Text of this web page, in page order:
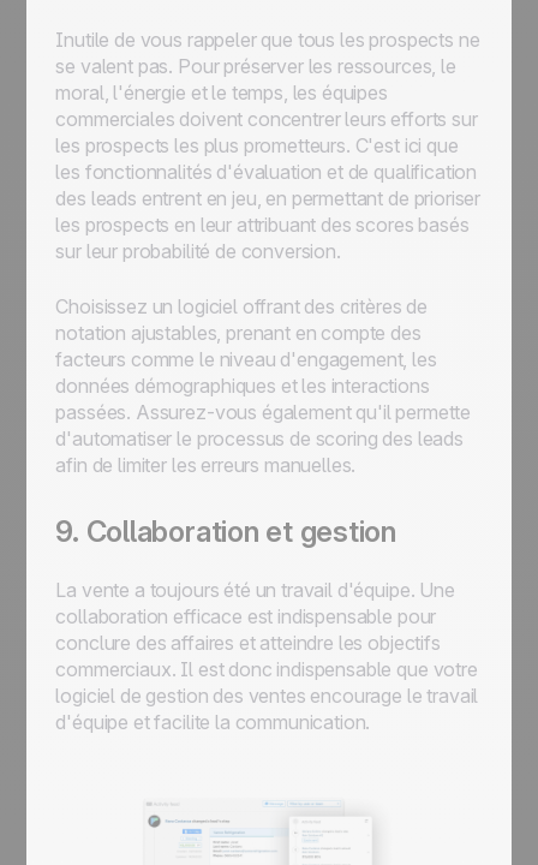
Inutile de vous rappeler que tous les prospects ne
se valent pas. Pour préserver les ressources, le
moral, l'énergie et le temps, les équipes
commerciales doivent concentrer leurs efforts sur
les prospects les plus prometteurs. C'est ici que
les fonctionnalités d'évaluation et de qualification
des leads entrent en jeu, en permettant de prioriser
les prospects en leur attribuant des scores basés
sur leur probabilité de conversion.
Choisissez un logiciel offrant des critères de
notation ajustables, prenant en compte des
facteurs comme le niveau d'engagement, les
données démographiques et les interactions
passées. Assurez-vous également qu'il permette
d'automatiser le processus de scoring des leads
afin de limiter les erreurs manuelles.
9. Collaboration et gestion
La vente a toujours été un travail d'équipe. Une
collaboration efficace est indispensable pour
conclure des affaires et atteindre les objectifs
commerciaux. Il est donc indispensable que votre
logiciel de gestion des ventes encourage le travail
d'équipe et facilite la communication.